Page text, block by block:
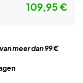
109,95 €
meer dan 99 €